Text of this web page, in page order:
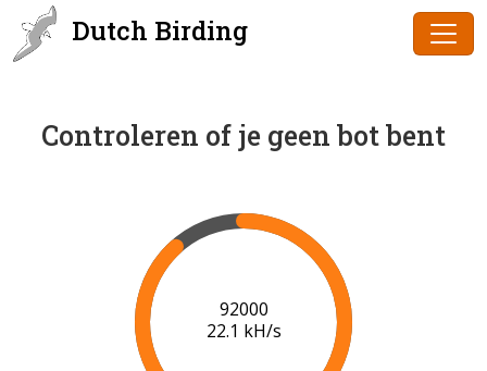
Dutch Birding
Controleren of je geen bot bent
94000
22.2 kH/s